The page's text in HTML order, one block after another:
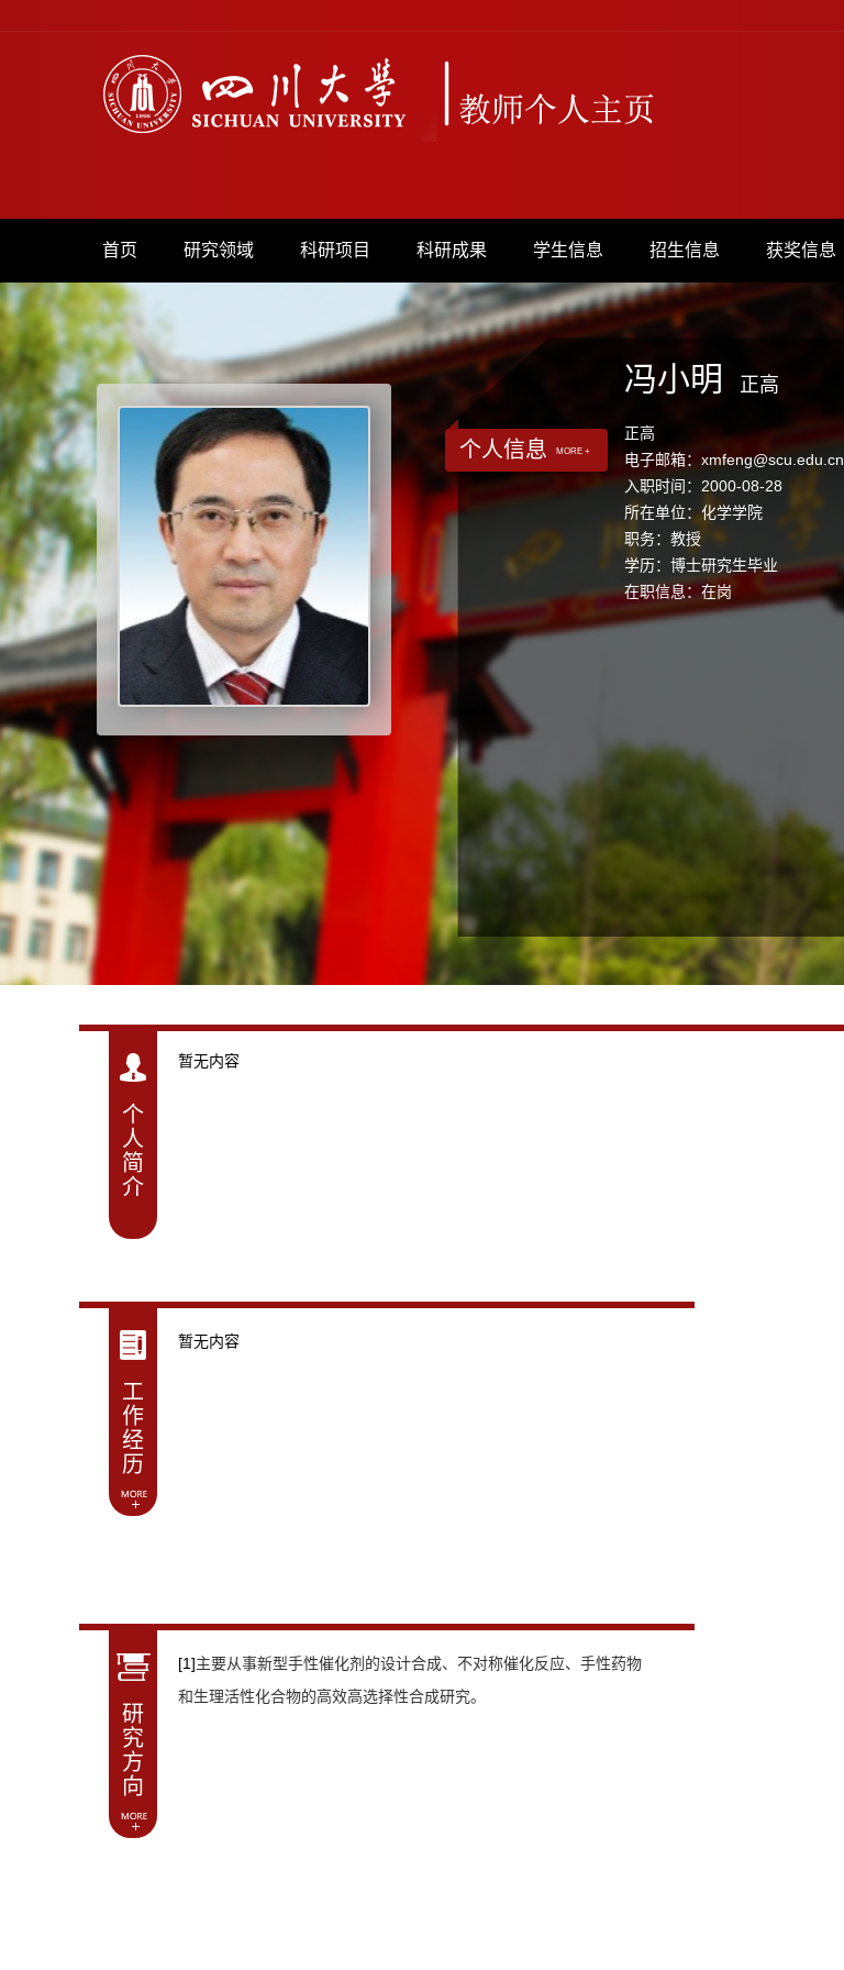
首页 研究领域 科研项目 科研成果 学生信息 招生信息 获奖信息
个人信息 MORE +
冯小明 正高
正高
电子邮箱： xmfeng@scu.edu.cn
入职时间：2000-08-28
所在单位：化学学院
职务：教授
学历：博士研究生毕业
在职信息：在岗
个
人
简
介
暂无内容
工
作
经
历
暂无内容
研
究
方
向
[1]主要从事新型手性催化剂的设计合成、不对称催化反应、手性药物
和生理活性化合物的高效高选择性合成研究。